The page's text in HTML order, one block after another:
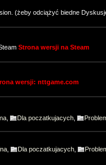
(żeby odciążyć biedne
Strona wersji na Steam
wersji: nttgame.com
Dla poczatkujacych
Dla poczatkujacych
online na
wrażeniem, że